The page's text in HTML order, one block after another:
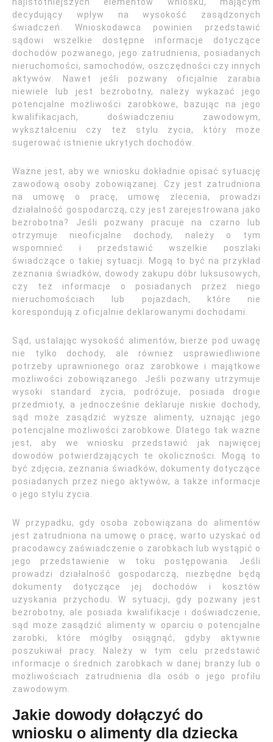
decydujący wpływ na wysokość zasądzonych
świadczeń. Wnioskodawca powinien przedstawić
sądowi wszelkie dostępne informacje dotyczące
dochodów pozwanego, jego zatrudnienia, posiadanych
nieruchomości, samochodów, oszczędności czy innych
aktywów. Nawet jeśli pozwany oficjalnie zarabia
niewiele lub jest bezrobotny, należy wykazać jego
potencjalne możliwości zarobkowe, bazując na jego
kwalifikacjach, doświadczeniu zawodowym,
wykształceniu czy też stylu życia, który może
sugerować istnienie ukrytych dochodów.
Ważne jest, aby we wniosku dokładnie opisać sytuację
zawodową osoby zobowiązanej. Czy jest zatrudniona
na umowę o pracę, umowę zlecenia, prowadzi
działalność gospodarczą, czy jest zarejestrowana jako
bezrobotna? Jeśli pozwany pracuje na czarno lub
otrzymuje nieoficjalne dochody, należy o tym
wspomnieć i przedstawić wszelkie poszlaki
świadczące o takiej sytuacji. Mogą to być na przykład
zeznania świadków, dowody zakupu dóbr luksusowych,
czy też informacje o posiadanych przez niego
nieruchomościach lub pojazdach, które nie
korespondują z oficjalnie deklarowanymi dochodami.
Sąd, ustalając wysokość alimentów, bierze pod uwagę
nie tylko dochody, ale również usprawiedliwione
potrzeby uprawnionego oraz zarobkowe i majątkowe
możliwości zobowiązanego. Jeśli pozwany utrzymuje
wysoki standard życia, podróżuje, posiada drogie
przedmioty, a jednocześnie deklaruje niskie dochody,
sąd może zasądzić wyższe alimenty, uznając jego
potencjalne możliwości zarobkowe. Dlatego tak ważne
jest, aby we wniosku przedstawić jak najwięcej
dowodów potwierdzających te okoliczności. Mogą to
być zdjęcia, zeznania świadków, dokumenty dotyczące
posiadanych przez niego aktywów, a także informacje
o jego stylu życia.
W przypadku, gdy osoba zobowiązana do alimentów
jest zatrudniona na umowę o pracę, warto uzyskać od
pracodawcy zaświadczenie o zarobkach lub wystąpić o
jego przedstawienie w toku postępowania. Jeśli
prowadzi działalność gospodarczą, niezbędne będą
dokumenty dotyczące jej dochodów i kosztów
uzyskania przychodu. W sytuacji, gdy pozwany jest
bezrobotny, ale posiada kwalifikacje i doświadczenie,
sąd może zasądzić alimenty w oparciu o potencjalne
zarobki, które mógłby osiągnąć, gdyby aktywnie
poszukiwał pracy. Należy w tym celu przedstawić
informacje o średnich zarobkach w danej branży lub o
możliwościach zatrudnienia dla osób o jego profilu
zawodowym.
Jakie dowody dołączyć do
wniosku o alimenty dla dziecka